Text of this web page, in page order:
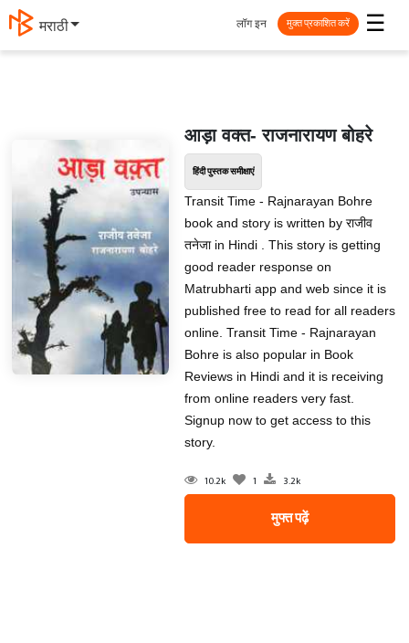
मराठी ☰
लॉग इन मुक्त प्रकाशित करें
आड़ा वक्त- राजनारायण बोहरे
हिंदी पुस्तक समीक्षाएं
Transit Time - Rajnarayan Bohre
book and story is written by राजीव
तनेजा in Hindi . This story is getting
good reader response on
Matrubharti app and web since it is
published free to read for all readers
online. Transit Time - Rajnarayan
Bohre is also popular in Book
Reviews in Hindi and it is receiving
from online readers very fast.
Signup now to get access to this
story.
10.2k 1 3.2k
मुफ्त पढ़ें